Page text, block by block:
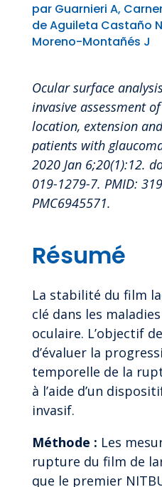
par Guarnieri A,
de Aguileta Castaño
Moreno-Montañés J
Ocular surface
invasive assessment
location, extension
patients with
2020 Jan 6;20(1):12.
019-1279-7. PMID:
PMC6945571.
Résumé
La stabilité du film
clé dans les
oculaire. L’objectif
d’évaluer la
temporelle de la
à l’aide d’un
invasif.
Méthode : Les
rupture du film de
que le premier